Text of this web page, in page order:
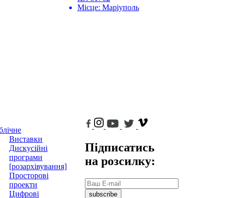
Місце: Маріуполь
Виставки
Дискусійні
програми
[розархівування]
Просторові
проекти
Цифрові
Підписатись
на розсилку:
subscribe